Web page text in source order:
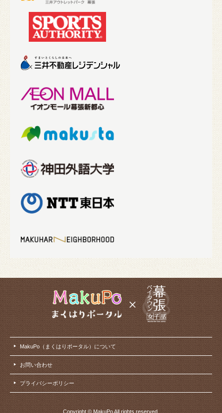
MakuPo（まくはりポータル）について
お問い合わせ
プライバシーポリシー
Copyright © MakuPo All rights reserved.